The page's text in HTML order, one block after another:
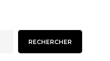
RECHERCHER